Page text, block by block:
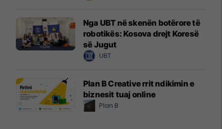
Nga UBT në skenën botërore të
robotikës: Kosova drejt Koresë
së Jugut
UBT
Plan B Creative rrit ndikimin e
biznesit tuaj online
Plan B